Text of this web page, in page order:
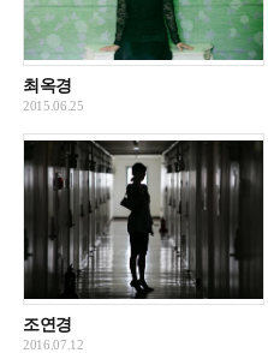
최옥경
2015.06.25
조연경
2016.07.12